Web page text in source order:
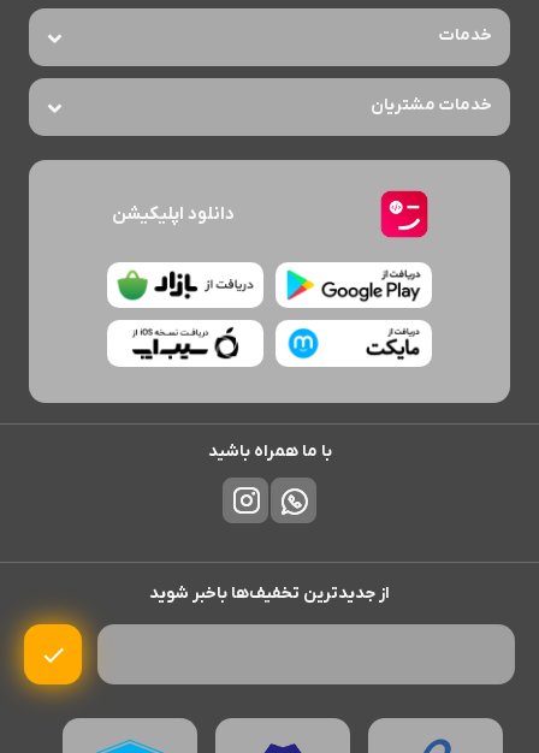
خدمات
خدمات مشتریان
دانلود اپلیکیشن
با ما همراه باشید
از جدیدترین تخفیف‌ها باخبر شوید